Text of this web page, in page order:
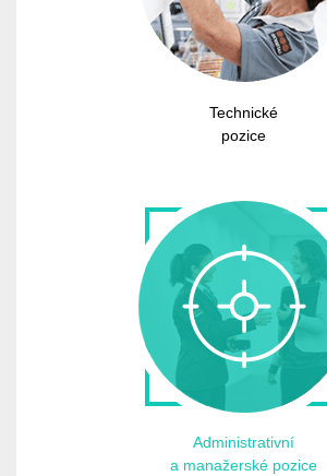
Technické
pozice
Administrativní
a manažerské pozice